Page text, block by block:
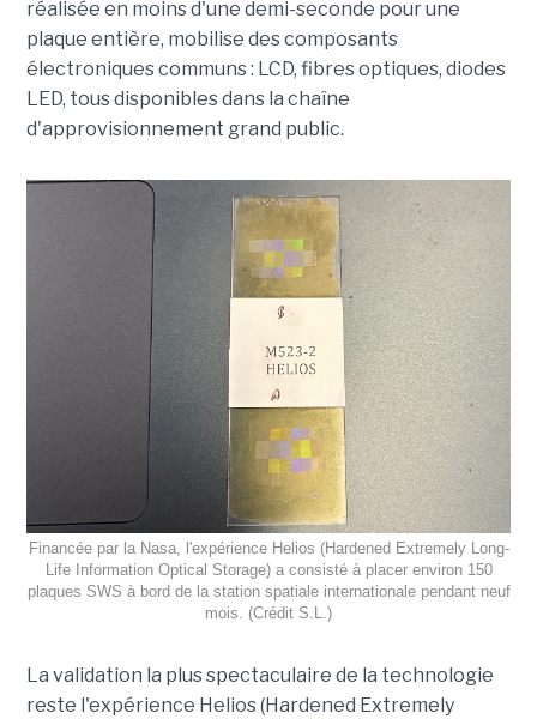
réalisée en moins d'une demi-seconde pour une
plaque entière, mobilise des composants
électroniques communs : LCD, fibres optiques, diodes
LED, tous disponibles dans la chaîne
d'approvisionnement grand public.
Financée par la Nasa, l'expérience Helios (Hardened Extremely Long-
Life Information Optical Storage) a consisté à placer environ 150
plaques SWS à bord de la station spatiale internationale pendant neuf
mois. (Crédit S.L.)
La validation la plus spectaculaire de la technologie
reste l'expérience Helios (Hardened Extremely